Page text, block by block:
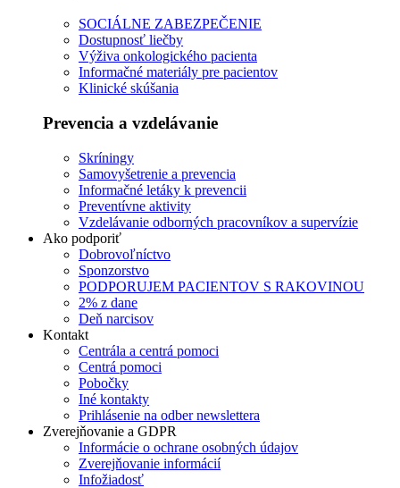
SOCIÁLNE ZABEZPEČENIE
Dostupnosť liečby
Výživa onkologického pacienta
Informačné materiály pre pacientov
Klinické skúšania
Prevencia a vzdelávanie
Skríningy
Samovyšetrenie a prevencia
Informačné letáky k prevencii
Preventívne aktivity
Vzdelávanie odborných pracovníkov a supervízie
Ako podporiť
Dobrovoľníctvo
Sponzorstvo
PODPORUJEM PACIENTOV S RAKOVINOU
2% z dane
Deň narcisov
Kontakt
Centrála a centrá pomoci
Centrá pomoci
Pobočky
Iné kontakty
Prihlásenie na odber newslettera
Zverejňovanie a GDPR
Informácie o ochrane osobných údajov
Zverejňovanie informácií
Infožiadosť